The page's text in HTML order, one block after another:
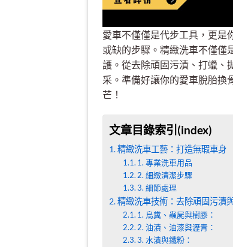
愛車不僅僅是代步工具，更是
或缺的步驟。精緻洗車不僅僅
護。從去除頑固污漬、打蠟、
采。準備好讓你的愛車脫胎換
芒！
文章目錄索引(index)
精緻洗車工藝：打造無瑕車身
1. 專業洗車用品
2. 細緻清潔步驟
3. 細節處理
精緻洗車技術：去除頑固污漬
1. 鳥糞、蟲屍與樹膠：
2. 油漬、油漆與瀝青：
3. 水漬與鐵粉：